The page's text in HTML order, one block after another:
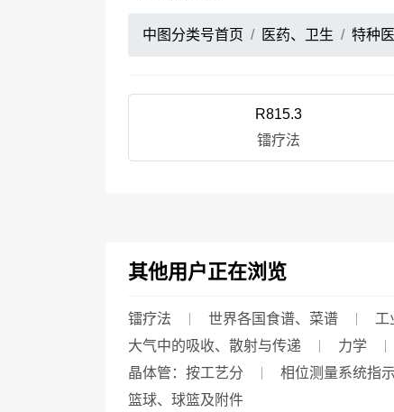
中图分类号首页 医药、卫生 特种
R815.3
镭疗法
其他用户正在浏览
镭疗法 世界各国食谱、菜谱 工
大气中的吸收、散射与传递
力学
晶体管：按工艺分
相位测量系统指
篮球、球篮及附件